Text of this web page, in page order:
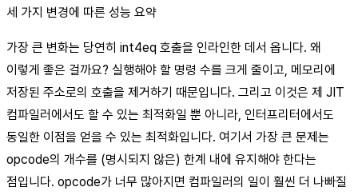
세 가지 변경에 따른 성능 요약
가장 큰 변화는 당연히 int4eq 호출을 인라인한 데서 옵니다. 왜
이렇게 좋은 걸까요? 실행해야 할 명령 수를 크게 줄이고, 메모리에
저장된 주소로의 호출을 제거하기 때문입니다. 그리고 이것은 제 JIT
컴파일러에서도 할 수 있는 최적화일 뿐 아니라, 인터프리터에서도
동일한 이점을 얻을 수 있는 최적화입니다. 여기서 가장 큰 문제는
opcode의 개수를 (명시되지 않은) 한계 내에 유지해야 한다는
점입니다. opcode가 너무 많아지면 컴파일러의 일이 훨씬 더 나빠질